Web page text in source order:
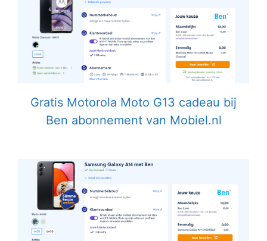
Gratis Motorola Moto G13 cadeau bij
Ben abonnement van Mobiel.nl